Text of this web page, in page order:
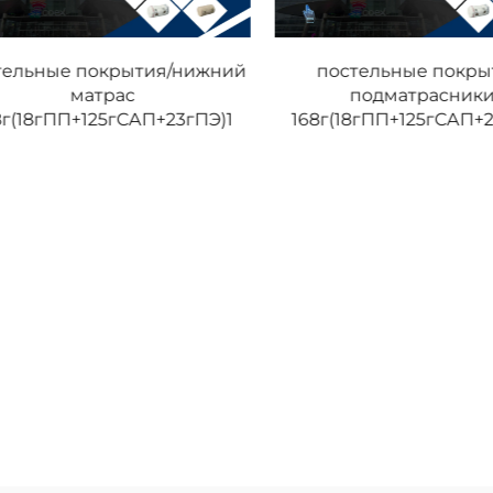
покрытия/
подматрасники